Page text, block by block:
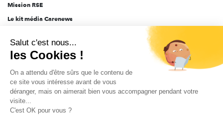
Mission RSE
Le kit média Carenews
AEF info
Novethic
PRODURABLE
Inclusiv Day
Salut c'est nous...
les Cookies !
On a attendu d'être sûrs que le contenu de
ce site vous intéresse avant de vous
déranger, mais on aimerait bien vous accompagner pendant votre
visite...
C'est OK pour vous ?